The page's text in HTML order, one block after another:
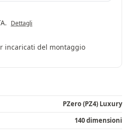
Dettagli
incaricati del montaggio
PZero (PZ4) Luxury
140 dimensioni